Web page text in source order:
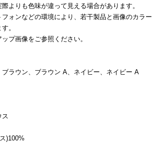
よりも色味が違って見える場合があります。
ォンなどの環境により、若干製品と画像のカラー
。
プ画像をご参照ください。
ラウン、ブラウン A、ネイビー、ネイビー A
ス
)100%